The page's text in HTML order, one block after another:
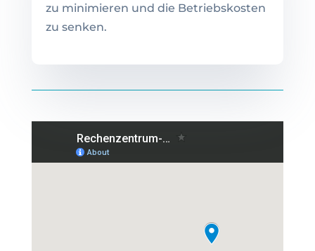
zu minimieren und die Betriebskosten
zu senken.